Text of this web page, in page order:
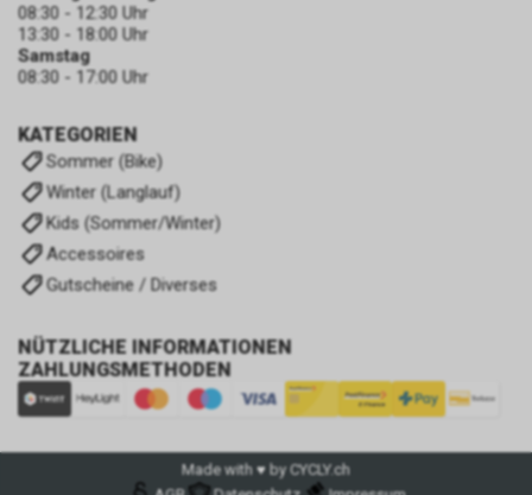
KATEGORIEN
Sommer (Bike)
Winter (Langlauf)
Kids (Sommer/Winter)
Accessoires
Gutscheine / Diverses
NÜTZLICHE INFORMATIONEN
ZAHLUNGSMETHODEN
08:30 - 12:30 Uhr
13:30 - 18:00 Uhr
Samstag
08:30 - 17:00 Uhr
Made with ♥ by CYCLY.ch